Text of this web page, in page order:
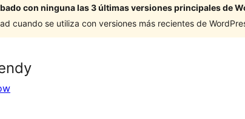
con ninguna las 3 últimas versiones principales de
cuando se utiliza con versiones más recientes de